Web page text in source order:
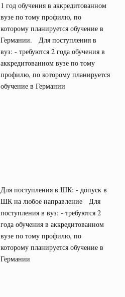
1 год обучения в аккредитованном
вузе по тому профилю, по
которому планируется обучение в
Германии. Для поступления в
вуз: - требуются 2 года обучения в
аккредитованном вузе по тому
профилю, по которому планируется
обучение в Германии
Для поступления в ШК: - допуск в
ШК на любое направление Для
поступления в вуз: - требуются 2
года обучения в аккредитованном
вузе по тому профилю, по
которому планируется обучение в
Германии